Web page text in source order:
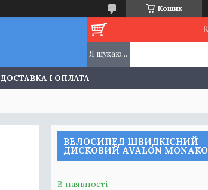
Кошик
ДОСТАВКА І ОПЛАТА
ВЕЛОСИПЕД ШВИДКІСНИЙ
ДИСКОВИЙ AVALON MONAKO
В наявності